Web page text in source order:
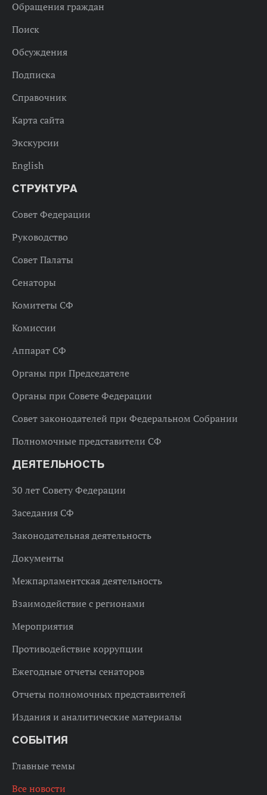
Обращения граждан
Поиск
Обсуждения
Подписка
Справочник
Карта сайта
Экскурсии
English
СТРУКТУРА
Совет Федерации
Руководство
Совет Палаты
Сенаторы
Комитеты СФ
Комиссии
Аппарат СФ
Органы при Председателе
Органы при Совете Федерации
Совет законодателей при Федеральном Собрании
Полномочные представители СФ
ДЕЯТЕЛЬНОСТЬ
30 лет Совету Федерации
Заседания СФ
Законодательная деятельность
Документы
Межпарламентская деятельность
Взаимодействие с регионами
Мероприятия
Противодействие коррупции
Ежегодные отчеты сенаторов
Отчеты полномочных представителей
Издания и аналитические материалы
СОБЫТИЯ
Главные темы
Все новости